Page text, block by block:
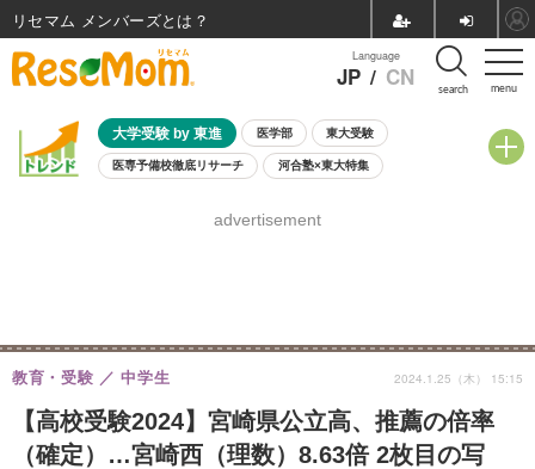
menu
Language
JP / CN search
大学受験 by 東進 医学部 東大受験
医専予備校徹底リサーチ 河合塾×東大特集
8月開催学校説明会・相談会
advertisement
【高校受験2024】宮崎県公立高、推薦の倍率
（確定）…宮崎西（理数）8.63倍 2枚目の写
教育・受験 中学生 2024.1.25（木） 15:15
リセマム メンバーズ